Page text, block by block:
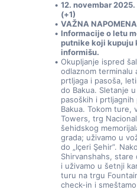
12. novembar
(+1)
VAŽNA
Informacije o letu
putnike koji kupuju
informišu.
Okupljanje ispred
odlaznom terminalu
prtljaga i pasoša,
do Bakua. Sletanje
pasoških i prtljagnih
Bakua. Tokom ture,
Towers, trg
šehidskog
grada; uživamo u
do „Içeri Şehir”.
Shirvanshahs, stare
i uživamo u šetnji
turu na trgu
check-in i